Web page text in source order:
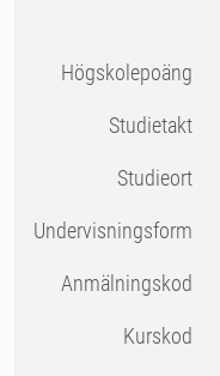
högskolepoäng
Studietakt
Studieort
Undervisningsform
Anmälningskod
Kurskod